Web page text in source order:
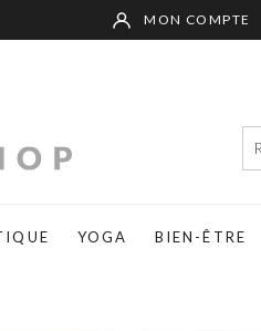
MON COMPTE
YOGA BIEN-ÊTRE